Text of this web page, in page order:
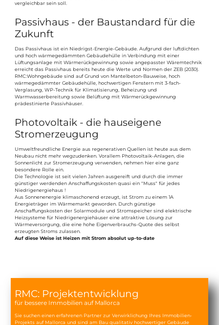
vergleichbar sein soll.
Passivhaus - der Baustandard für die
Zukunft
Das Passivhaus ist ein Niedrigst-Energie-Gebäude. Aufgrund der luftdichten
und hoch wärmegedämmten Gebäudehülle in Verbindung mit einer
Lüftungsanlage mit Wärmerückgewinnung sowie angepasster Wäremtechnik
erreicht das Passivhaus bereits heute die Werte und Normen der ZEB (2030).
RMC:Wohngebäude sind auf Grund von Mantelbeton-Bauweise, hoch
wärmegedämmter Gebäudehülle, hochwertigen Fenstern mit 3-fach-
Verglasung, WP-Technik für Klimatisierung, Beheizung und
Warmwasserbereitung sowie Belüftung mit Wärmerückgewinnung
prädestinierte Passivhäuser.
Photovoltaik - die hauseigene
Stromerzeugung
Umweltfreundliche Energie aus regenerativen Quellen ist heute aus dem
Neubau nicht mehr wegzudenken. Vorallem Photovoltaik-Anlagen, die
Sonnenlicht zur Stromerzeugung verwenden, nehmen hier eine ganz
besondere Rolle ein.
Die Technologie ist seit vielen Jahren ausgereift und durch die immer
günstiger werdenden Anschaffungskosten quasi ein "Muss" für jedes
Niedrigenergiehaus !
Aus Sonnenenergie klimaschonend erzeugt, ist Strom zu einem 1A
Energieträger im Wärmemarkt geworden. Durch günstige
Anschaffungskosten der Solarmodule und Stromspeicher sind elektrische
Heizsysteme für Niedrigenergiehäuser eine attraktive Lösung zur
Wärmeversorgung, die eine hohe Eigenverbrauchs-Quote des selbst
erzeugten Stroms zulassen.
Auf diese Weise ist Heizen mit Strom absolut up-to-date
RMC: Projektentwicklung
für bessere Immobilien auf Mallorca
Sie suchen einen erfahrenen Partner zur Verwirklichung Ihres Immobilien-
Projekts auf Mallorca und sind am Bau qualitativ hochwertiger Gebäude